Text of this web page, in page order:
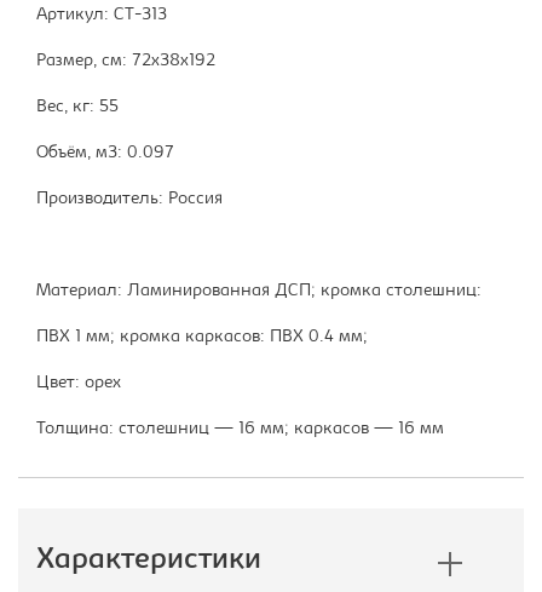
Артикул: СТ-313
Размер, см: 72x38x192
Вес, кг: 55
Объём, м3: 0.097
Производитель: Россия
Материал: Ламинированная ДСП; кромка столешниц:
ПВХ 1 мм; кромка каркасов: ПВХ 0.4 мм;
Цвет: орех
Толщина: столешниц — 16 мм; каркасов — 16 мм
Характеристики